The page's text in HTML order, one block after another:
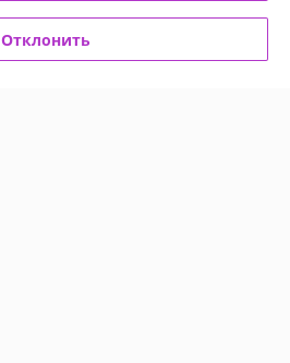
Отклонить